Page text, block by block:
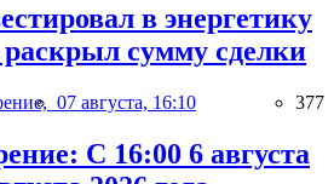
в энергетику
сумму сделки
07 августа, 16:10 377
С 16:00 6 августа